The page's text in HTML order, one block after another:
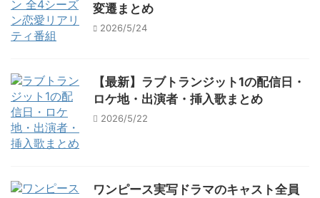
変遷まとめ
2026/5/24
【最新】ラブトランジット1の配信日・
ロケ地・出演者・挿入歌まとめ
2026/5/22
ワンピース実写ドラマのキャスト全員